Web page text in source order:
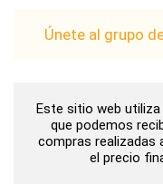
Únete al grupo
Este sitio web
que podemos
compras realizadas
el precio